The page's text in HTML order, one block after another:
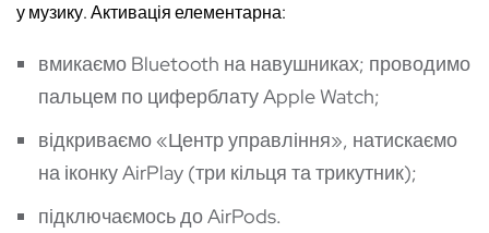
у музику. Активація елементарна:
вмикаємо Bluetooth на навушниках; проводимо
пальцем по циферблату Apple Watch;
відкриваємо «Центр управління», натискаємо
на іконку AirPlay (три кільця та трикутник);
підключаємось до AirPods.